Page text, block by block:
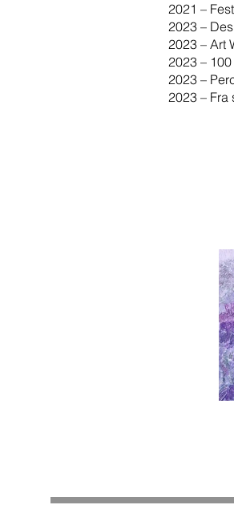
2021 –
2023 –
2023 – Art
2023 –
2023 –
2023 – Fra